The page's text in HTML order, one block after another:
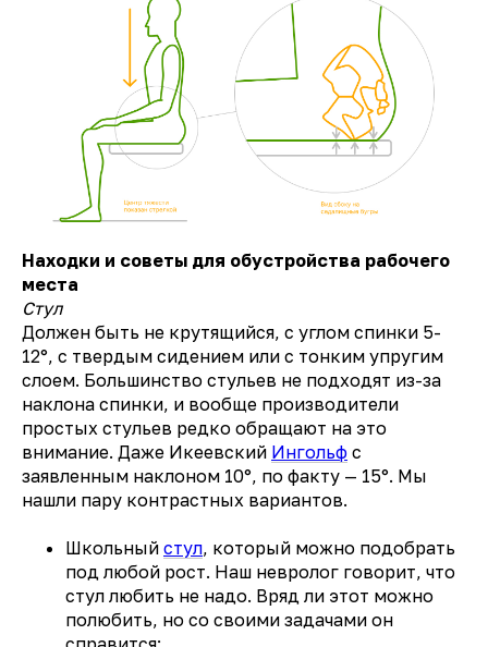
Находки и советы для обустройства рабочего
места
Стул
Должен быть не крутящийся, с углом спинки 5-
12°, с твердым сидением или с тонким упругим
слоем. Большинство стульев не подходят из-за
наклона спинки, и вообще производители
простых стульев редко обращают на это
внимание. Даже Икеевский Ингольф с
заявленным наклоном 10°, по факту — 15°. Мы
нашли пару контрастных вариантов.
Школьный стул, который можно подобрать
под любой рост. Наш невролог говорит, что
стул любить не надо. Вряд ли этот можно
полюбить, но со своими задачами он